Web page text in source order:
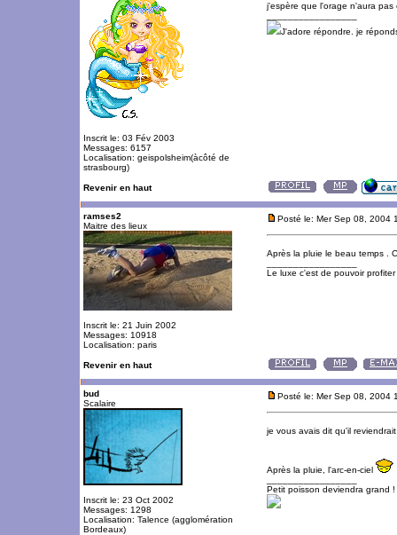
Inscrit le: 03 Fév 2003
Messages: 6157
Localisation: geispolsheim(àcôté de
strasbourg)
j'espère que l'orage n'aura pas
J'adore répondre. je
Revenir en haut
ramses2
Maitre des lieux
Inscrit le: 21 Juin 2002
Messages: 10918
Localisation: paris
Posté le: Mer Sep 08, 2004
Après la pluie le beau temps .
Le luxe c'est de pouvoir
Revenir en haut
bud
Scalaire
Inscrit le: 23 Oct 2002
Messages: 1298
Localisation: Talence (agglomération
Bordeaux)
Posté le: Mer Sep 08, 2004
je vous avais dit qu'il
Après la pluie, l'arc-en-ciel
Petit poisson deviendra grand !